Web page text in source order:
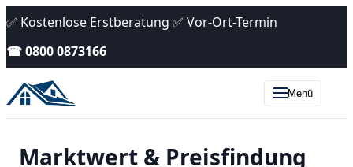
✅ Kostenlose Erstberatung ✅ Vor-Ort-Termin
☎ 0800 0873166
Menü
Marktwert & Preisfindung